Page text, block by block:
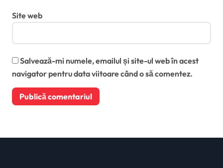
Site web
Salvează-mi numele, emailul și site-ul web în acest
navigator pentru data viitoare când o să comentez.